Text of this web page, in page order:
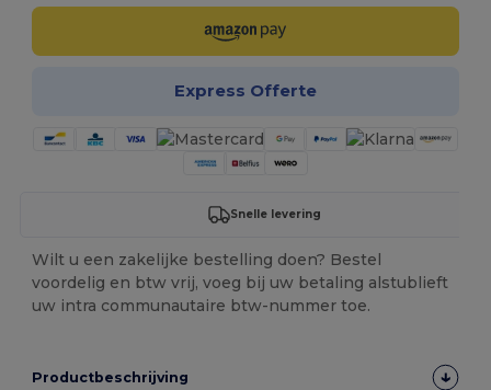
Express Offerte
Snelle levering
Wilt u een zakelijke bestelling doen? Bestel
voordelig en btw vrij, voeg bij uw betaling alstublieft
uw intra communautaire btw-nummer toe.
Productbeschrijving